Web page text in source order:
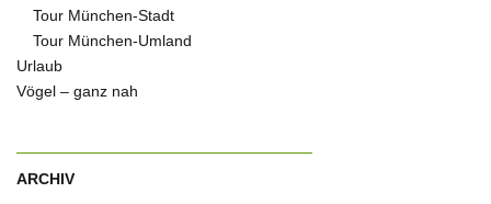
Tour München-Stadt
Tour München-Umland
Urlaub
Vögel – ganz nah
ARCHIV